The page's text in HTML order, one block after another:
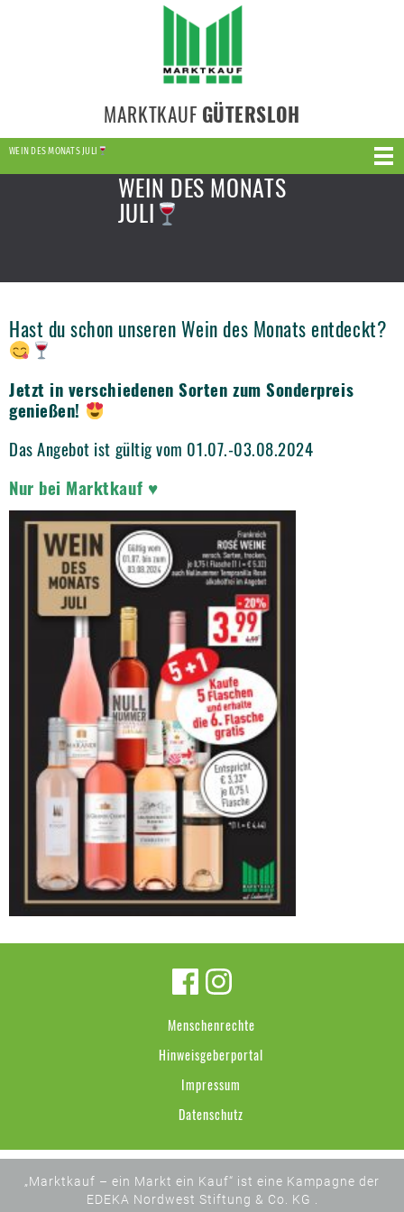
MARKTKAUF GÜTERSLOH
WEIN DES MONATS JULI
WEIN DES MONATS
JULI
Hast du schon unseren Wein des Monats entdeckt?
Jetzt in verschiedenen Sorten zum Sonderpreis
genießen!
Das Angebot ist gültig vom 01.07.-03.08.2024
Nur bei Marktkauf ♥
Menschenrechte
Hinweisgeberportal
Impressum
Datenschutz
„Marktkauf – ein Markt ein Kauf“ ist eine Kampagne der
EDEKA Nordwest Stiftung & Co. KG .